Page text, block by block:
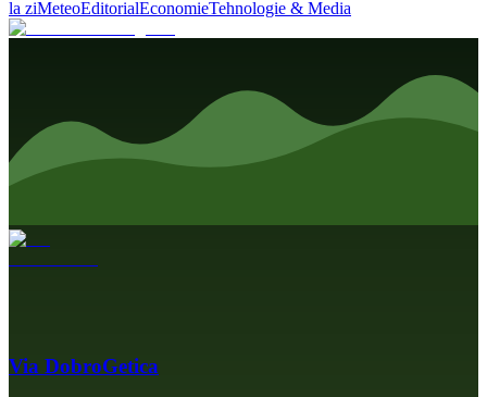
la ziMeteoEditorialEconomieTehnologie & Media
Via DobroGetica